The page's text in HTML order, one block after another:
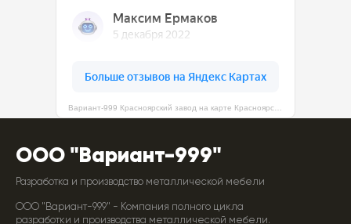
ООО "Вариант-999"
Разработка и производство металлической мебели
ООО "Вариант-999" - Компания полного цикла
разработки и производства металлической мебели.